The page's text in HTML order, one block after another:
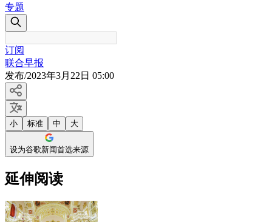
专题
订阅
联合早报
发布/2023年3月22日 05:00
小 标准 中 大
设为谷歌新闻首选来源
延伸阅读